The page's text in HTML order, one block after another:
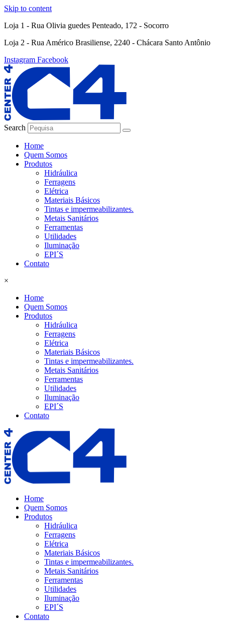
Skip to content
Loja 1 - Rua Olivia guedes Penteado, 172 - Socorro
Loja 2 - Rua Américo Brasiliense, 2240 - Chácara Santo Antônio
Instagram Facebook
Search
Home
Quem Somos
Produtos
Hidráulica
Ferragens
Elétrica
Materiais Básicos
Tintas e impermeabilizantes.
Metais Sanitários
Ferramentas
Utilidades
Iluminação
EPI´S
Contato
×
Home
Quem Somos
Produtos
Hidráulica
Ferragens
Elétrica
Materiais Básicos
Tintas e impermeabilizantes.
Metais Sanitários
Ferramentas
Utilidades
Iluminação
EPI´S
Contato
Home
Quem Somos
Produtos
Hidráulica
Ferragens
Elétrica
Materiais Básicos
Tintas e impermeabilizantes.
Metais Sanitários
Ferramentas
Utilidades
Iluminação
EPI´S
Contato